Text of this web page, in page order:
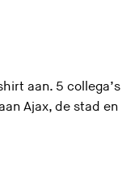
aan. 5 collega’s
Ajax, de stad en